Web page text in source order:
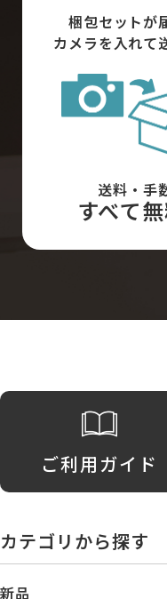
梱包セットが
カメラを入れて
送料・手
すべて無
ご利用ガイド
カテゴリから探す
新品